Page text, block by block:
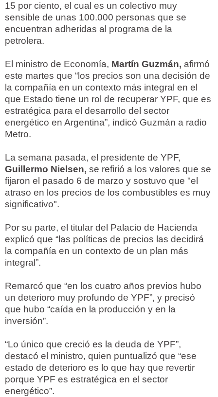
15 por ciento, el cual es un colectivo muy
sensible de unas 100.000 personas que se
encuentran adheridas al programa de la
petrolera.
El ministro de Economía, Martín Guzmán, afirmó
este martes que “los precios son una decisión de
la compañía en un contexto más integral en el
que Estado tiene un rol de recuperar YPF, que es
estratégica para el desarrollo del sector
energético en Argentina”, indicó Guzmán a radio
Metro.
La semana pasada, el presidente de YPF,
Guillermo Nielsen, se refirió a los valores que se
fijaron el pasado 6 de marzo y sostuvo que "el
atraso en los precios de los combustibles es muy
significativo".
Por su parte, el titular del Palacio de Hacienda
explicó que “las políticas de precios las decidirá
la compañía en un contexto de un plan más
integral”.
Remarcó que “en los cuatro años previos hubo
un deterioro muy profundo de YPF”, y precisó
que hubo “caída en la producción y en la
inversión”.
“Lo único que creció es la deuda de YPF”,
destacó el ministro, quien puntualizó que “ese
estado de deterioro es lo que hay que revertir
porque YPF es estratégica en el sector
energético”.